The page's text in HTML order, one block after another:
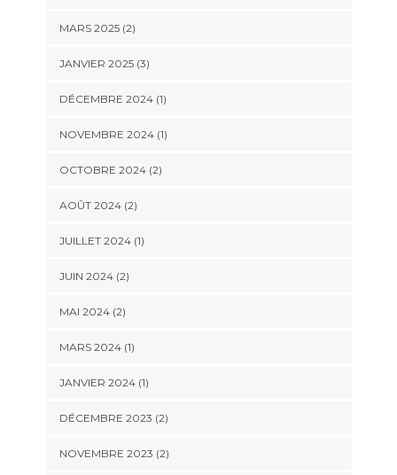
MARS 2025(2)
JANVIER 2025(3)
DÉCEMBRE 2024(1)
NOVEMBRE 2024(1)
OCTOBRE 2024(2)
AOÛT 2024(2)
JUILLET 2024(1)
JUIN 2024(2)
MAI 2024(2)
MARS 2024(1)
JANVIER 2024(1)
DÉCEMBRE 2023 (2)
NOVEMBRE 2023 (2)